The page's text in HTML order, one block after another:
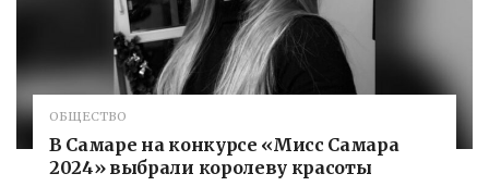
ОБЩЕСТВО
В Самаре на конкурсе «Мисс Самара
2024» выбрали королеву красоты